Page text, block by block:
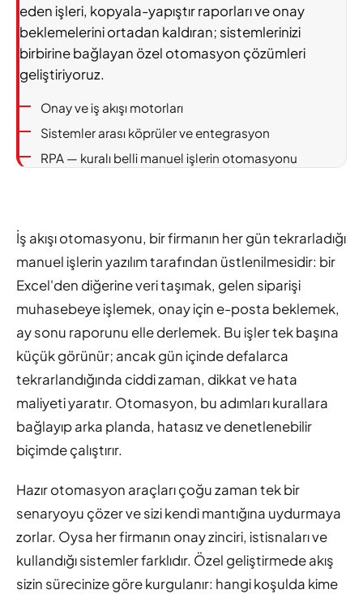
eden işleri, kopyala-yapıştır raporları ve onay
beklemelerini ortadan kaldıran; sistemlerinizi
birbirine bağlayan özel otomasyon çözümleri
geliştiriyoruz.
Onay ve iş akışı motorları
Sistemler arası köprüler ve entegrasyon
RPA — kuralı belli manuel işlerin otomasyonu
İş akışı otomasyonu, bir firmanın her gün tekrarladığı
manuel işlerin yazılım tarafından üstlenilmesidir: bir
Excel'den diğerine veri taşımak, gelen siparişi
muhasebeye işlemek, onay için e-posta beklemek,
ay sonu raporunu elle derlemek. Bu işler tek başına
küçük görünür; ancak gün içinde defalarca
tekrarlandığında ciddi zaman, dikkat ve hata
maliyeti yaratır. Otomasyon, bu adımları kurallara
bağlayıp arka planda, hatasız ve denetlenebilir
biçimde çalıştırır.
Hazır otomasyon araçları çoğu zaman tek bir
senaryoyu çözer ve sizi kendi mantığına uydurmaya
zorlar. Oysa her firmanın onay zinciri, istisnaları ve
kullandığı sistemler farklıdır. Özel geliştirmede akış
sizin sürecinize göre kurgulanır: hangi koşulda kime